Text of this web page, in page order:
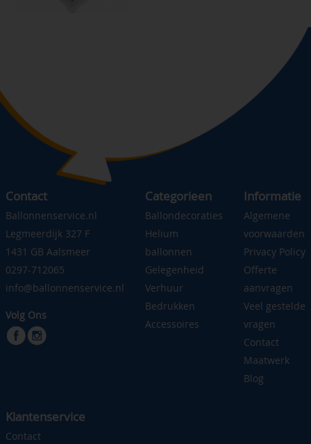
Contact
Ballonnenservice.nl
Legmeerdijk 327 F
1431 GB Aalsmeer
0297-712065
info@ballonnenservice.nl
Volg Ons
Categorieen
Ballondecoraties
Helium
ballonnen
Gelegenheid
Verhuur
Bedrukken
Accessoires
Informatie
Algemene
voorwaarden
Privacy Policy
Offerte
aanvragen
Veel gestelde
vragen
Contact
Maatwerk
Blog
Klantenservice
Contact